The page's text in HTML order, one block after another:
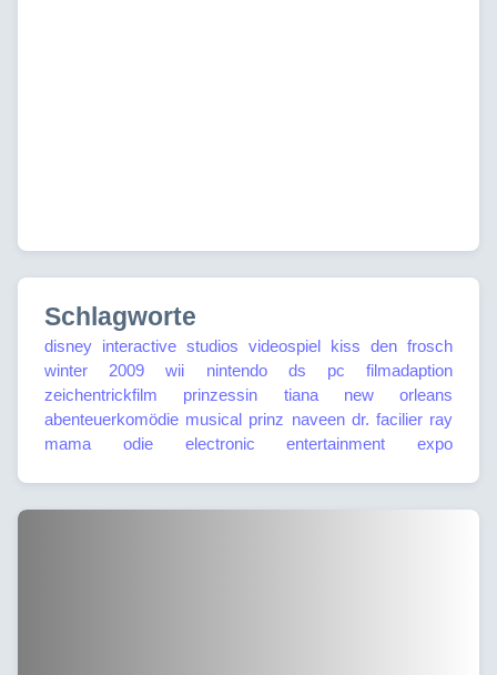
Schlagworte
disney interactive studios videospiel kiss den frosch
winter 2009
wii nintendo ds pc
filmadaption
zeichentrickfilm
prinzessin tiana
new orleans
abenteuerkomödie musical prinz naveen dr. facilier ray
mama odie
electronic entertainment expo